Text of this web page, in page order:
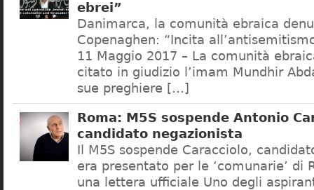
ebrei”
Danimarca, la comunità ebraica
Copenaghen: “Incita
11 Maggio 2017 – La comunità
citato in giudizio l’imam Mundhir
sue preghiere […]
Roma: M5S sospende Antonio
candidato negazionista
Il M5S sospende Caracciolo,
era presentato per le ‘comunarie’ di
una lettera ufficiale Uno degli